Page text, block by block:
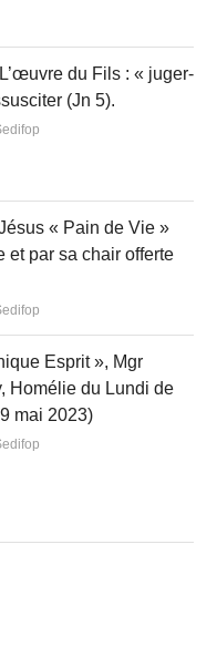
du Fils : « juger-
(Jn 5).
« Pain de Vie »
et par sa chair offerte
Esprit », Mgr
Homélie du Lundi de
mai 2023)